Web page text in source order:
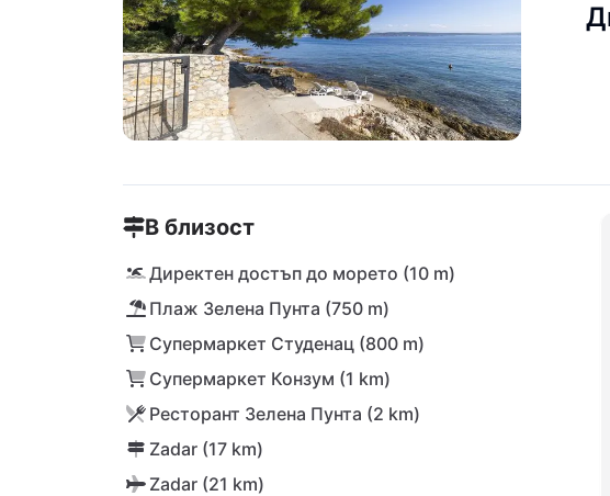
В близост
Директен достъп до морето (10 m)
Плаж Зелена Пунта (750 m)
Супермаркет Студенац (800 m)
Супермаркет Конзум (1 km)
Ресторант Зелена Пунта (2 km)
Zadar (17 km)
Zadar (21 km)